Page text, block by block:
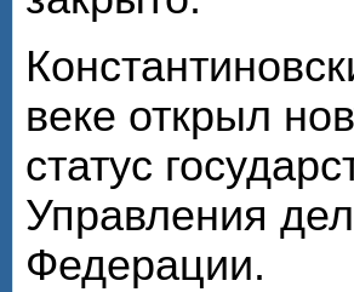
веке открыл
статус
Управления
Федерации.